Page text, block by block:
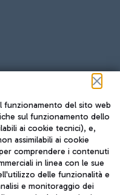
funzionamento del sito web
sul funzionamento dello
ai cookie tecnici), e,
assimilabili ai cookie
comprendere i contenuti
in linea con le sue
delle funzionalità e
e monitoraggio dei